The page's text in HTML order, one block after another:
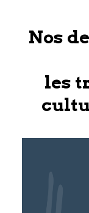
Nos
les